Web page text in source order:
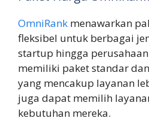
OmniRank menawarkan
fleksibel untuk berbagai
startup hingga
memiliki paket standar
yang mencakup layanan
juga dapat memilih
kebutuhan mereka.